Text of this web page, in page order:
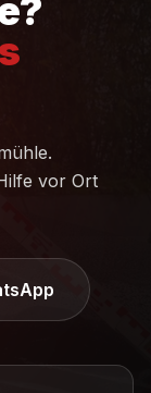
?
.
vor Ort